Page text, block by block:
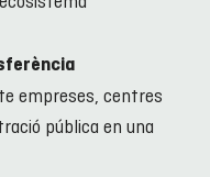
empreses, centres
pública en una